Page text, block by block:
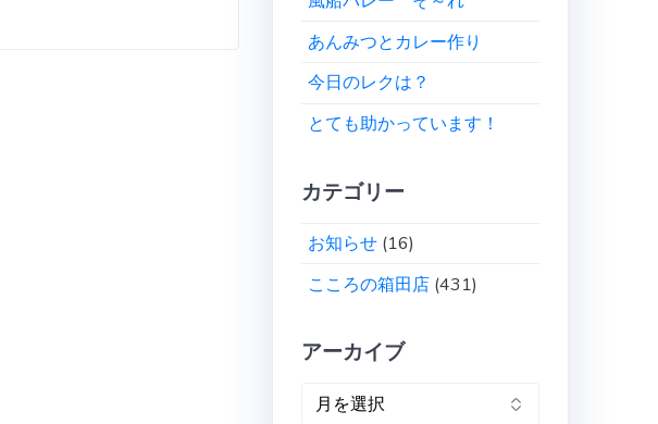
あんみつとカレー作り
今日のレクは？
とても助かっています！
カテゴリー
お知らせ (16)
こころの箱田店 (431)
アーカイブ